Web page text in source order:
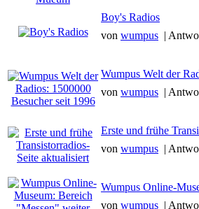
Boy's Radios
von wumpus |
Wumpus Welt der
von wumpus |
Erste und frühe
von wumpus |
Wumpus Online-
von wumpus |